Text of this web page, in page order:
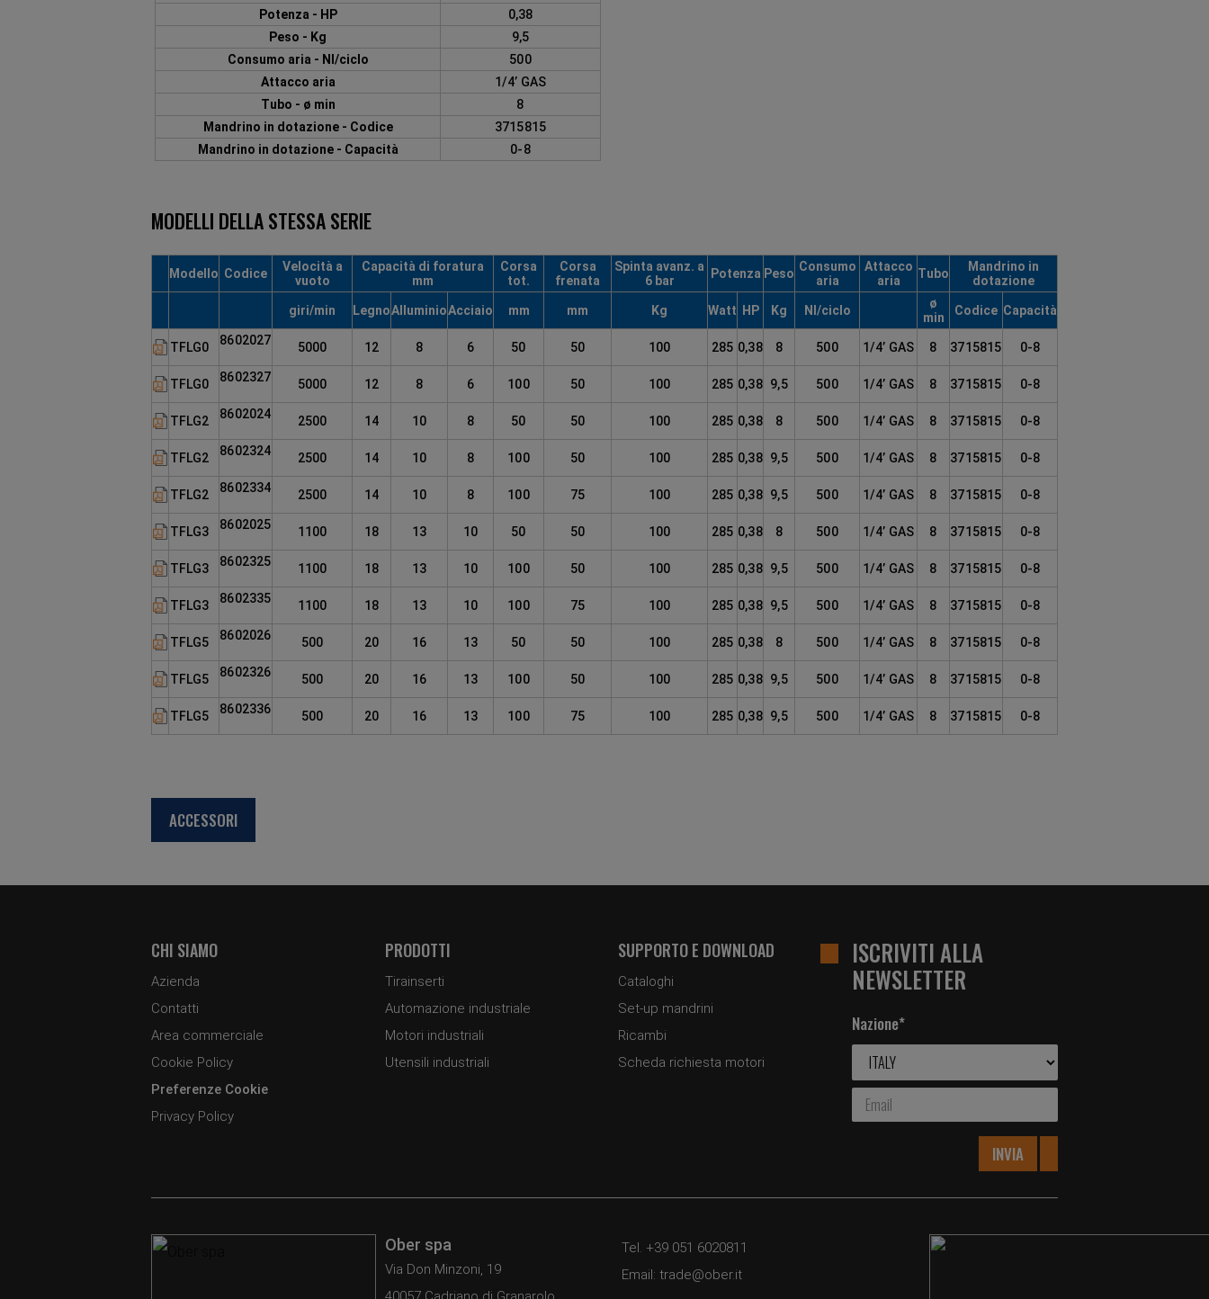
Potenza - HP
0,38
Peso - Kg
9,5
Consumo aria - NI/ciclo
500
Attacco aria
1/4’ GAS
Tubo - ø min
8
Mandrino in dotazione - Codice
3715815
Mandrino in dotazione - Capacità
0-8
MODELLI DELLA STESSA SERIE
Modello Codice
Velocità a
vuoto
Capacità di foratura
mm
Corsa
tot.
Corsa
frenata
Spinta avanz. a
6 bar
Potenza Peso Consumo
aria
Attacco
aria
Tubo
Mandrino in
dotazione
giri/min LegnoAlluminioAcciaio mm mm Kg Watt HP Kg NI/ciclo
ø
min
Codice Capacità
TFLG0 8602027 5000 12 8 6 50 50 100 285 0,38 8 500 1/4’ GAS 8 3715815 0-8
TFLG0 8602327 5000 12 8 6 100 50 100 285 0,38 9,5 500 1/4’ GAS 8 3715815 0-8
TFLG2 8602024 2500 14 10 8 50 50 100 285 0,38 8 500 1/4’ GAS 8 3715815 0-8
TFLG2 8602324 2500 14 10 8 100 50 100 285 0,38 9,5 500 1/4’ GAS 8 3715815 0-8
TFLG2 8602334 2500 14 10 8 100 75 100 285 0,38 9,5 500 1/4’ GAS 8 3715815 0-8
TFLG3 8602025 1100 18 13 10 50 50 100 285 0,38 8 500 1/4’ GAS 8 3715815 0-8
TFLG3 8602325 1100 18 13 10 100 50 100 285 0,38 9,5 500 1/4’ GAS 8 3715815 0-8
TFLG3 8602335 1100 18 13 10 100 75 100 285 0,38 9,5 500 1/4’ GAS 8 3715815 0-8
TFLG5 8602026 500 20 16 13 50 50 100 285 0,38 8 500 1/4’ GAS 8 3715815 0-8
TFLG5 8602326 500 20 16 13 100 50 100 285 0,38 9,5 500 1/4’ GAS 8 3715815 0-8
TFLG5 8602336 500 20 16 13 100 75 100 285 0,38 9,5 500 1/4’ GAS 8 3715815 0-8
ACCESSORI
CHI SIAMO
Azienda
Contatti
Area commerciale
Cookie Policy
Preferenze Cookie
Privacy Policy
PRODOTTI
Tirainserti
Automazione industriale
Motori industriali
Utensili industriali
SUPPORTO E DOWNLOAD
Cataloghi
Set-up mandrini
Ricambi
Scheda richiesta motori
ISCRIVITI ALLA
NEWSLETTER
Nazione*
INVIA
Ober spa
Via Don Minzoni, 19
Tel. +39 051 6020811
Email: trade@ober.it